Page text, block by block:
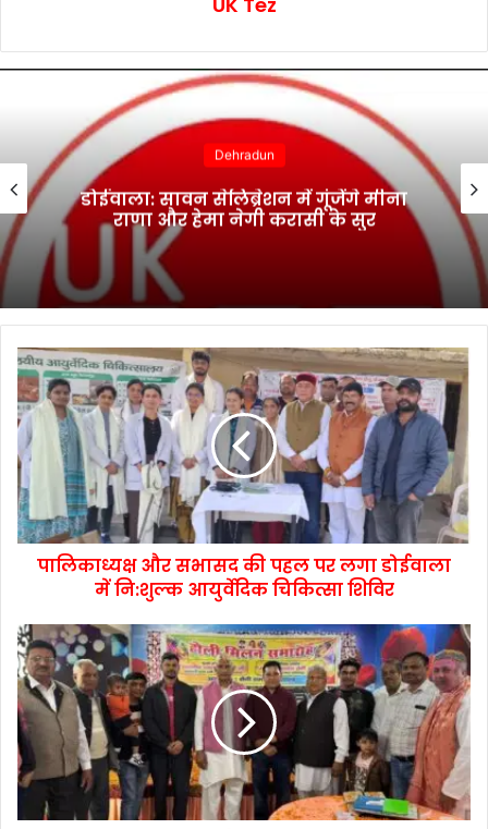
Dehradun
डोईवाला: सावन सेलिब्रेशन में गूंजेंगे मीना
राणा और हेमा नेगी करासी के सुर
पालिकाध्यक्ष और सभासद की पहल पर लगा डोईवाला
में नि:शुल्क आयुर्वेदिक चिकित्सा शिविर